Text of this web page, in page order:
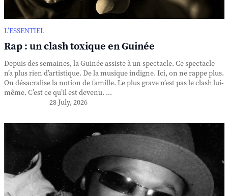
L’ESSENTIEL
Rap : un clash toxique en Guinée
Depuis des semaines, la Guinée assiste à un spectacle. Ce spectacle
n’a plus rien d’artistique. De la musique indigne. Ici, on ne rappe plus.
On désacralise la notion de famille. Le plus grave n’est pas le clash lui-
même. C’est ce qu’il est devenu. ...
28 July, 2026